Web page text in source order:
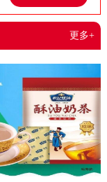
子饭店餐饮店商用
更多+